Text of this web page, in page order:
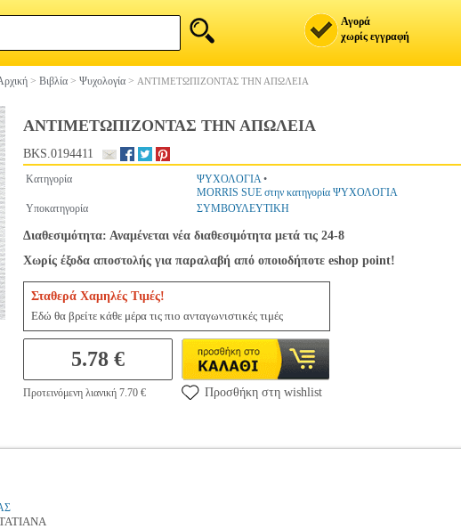
Αγορά
χωρίς εγγραφή
> Βιβλία > Ψυχολογία > ΑΝΤΙΜΕΤΩΠΙΖΟΝΤΑΣ ΤΗΝ ΑΠΩΛΕΙΑ
ΑΝΤΙΜΕΤΩΠΙΖΟΝΤΑΣ ΤΗΝ ΑΠΩΛΕΙΑ
BKS.0194411
Κατηγορία ΨΥΧΟΛΟΓΙΑ•
MORRIS SUE στην κατηγορία ΨΥΧΟΛΟΓΙΑ
Υποκατηγορία
ΣΥΜΒΟΥΛΕΥΤΙΚΗ
Διαθεσιμότητα: Αναμένεται νέα διαθεσιμότητα μετά τις 24-8
Χωρίς έξοδα αποστολής για παραλαβή από οποιοδήποτε eshop point!
Σταθερά Χαμηλές Τιμές!
Εδώ θα βρείτε κάθε μέρα τις πιο ανταγωνιστικές τιμές
5.78 €
Προτεινόμενη λιανική 7.70 € Προσθήκη στη wishlist